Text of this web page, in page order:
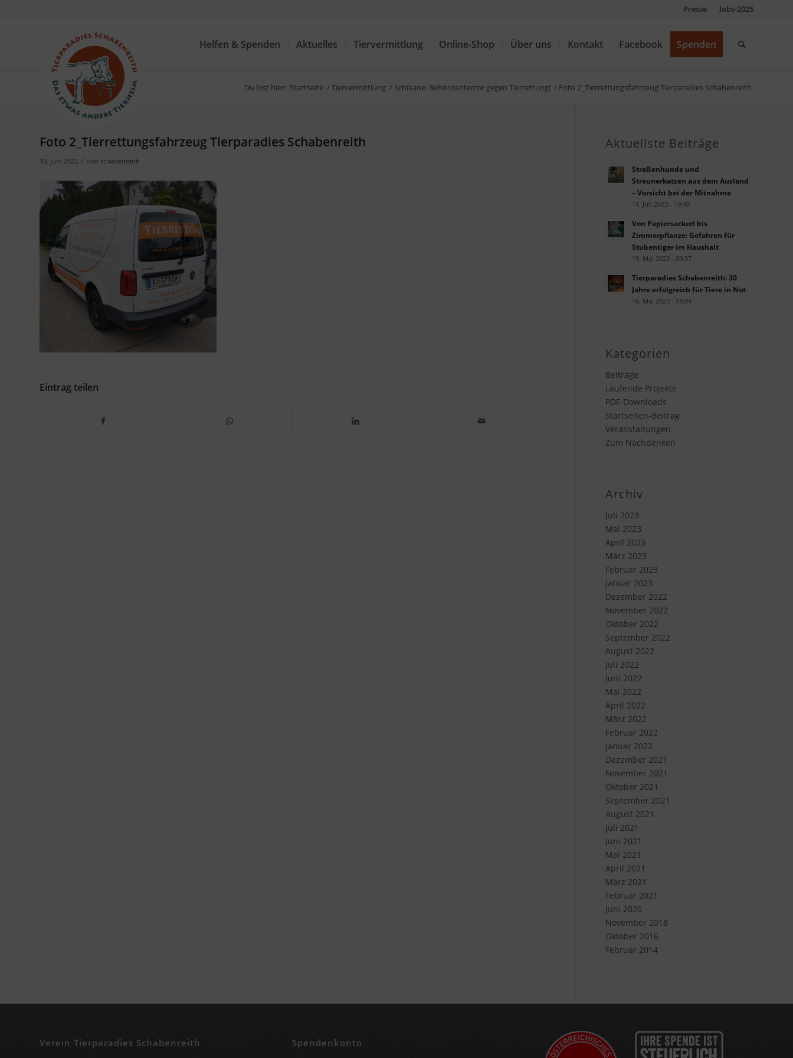
Presse Jobs-2025
Helfen & Spenden Aktuelles Tiervermittlung Online-Shop Über uns Kontakt Facebook Spenden
Du bist hier: Startseite / Tiervermittlung / Schikane: Behördenterror gegen Tierrettung! / Foto 2_Tierrettungsfahrzeug Tierparadies Schabenreith
Foto 2_Tierrettungsfahrzeug Tierparadies Schabenreith
10. Juni 2022 / von schabenreith
Eintrag teilen
Aktuellste Beiträge
Straßenhunde und
Streunerkatzen aus dem Ausland
– Vorsicht bei der Mitnahme
11. Juli 2023 - 19:40
Von Papiersackerl bis
Zimmerpflanze: Gefahren für
Stubentiger im Haushalt
19. Mai 2023 - 09:57
Tierparadies Schabenreith: 30
Jahre erfolgreich für Tiere in Not
16. Mai 2023 - 14:04
Kategorien
Beiträge
Laufende Projekte
PDF-Downloads
Startseiten-Beitrag
Veranstaltungen
Zum Nachdenken
Archiv
Juli 2023
Mai 2023
April 2023
März 2023
Februar 2023
Januar 2023
Dezember 2022
November 2022
Oktober 2022
September 2022
August 2022
Juli 2022
Juni 2022
Mai 2022
April 2022
März 2022
Februar 2022
Januar 2022
Dezember 2021
November 2021
Oktober 2021
September 2021
August 2021
Juli 2021
Juni 2021
Mai 2021
April 2021
März 2021
Februar 2021
Juni 2020
November 2018
Oktober 2016
Februar 2014
Verein Tierparadies Schabenreith Spendenkonto